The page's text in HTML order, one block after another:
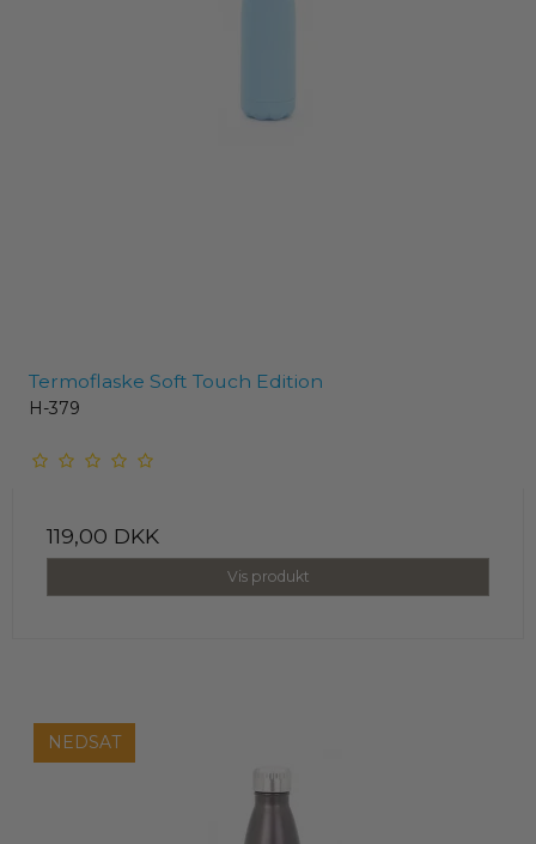
Termoflaske Soft Touch Edition
H-379
119,00 DKK
Vis produkt
NEDSAT